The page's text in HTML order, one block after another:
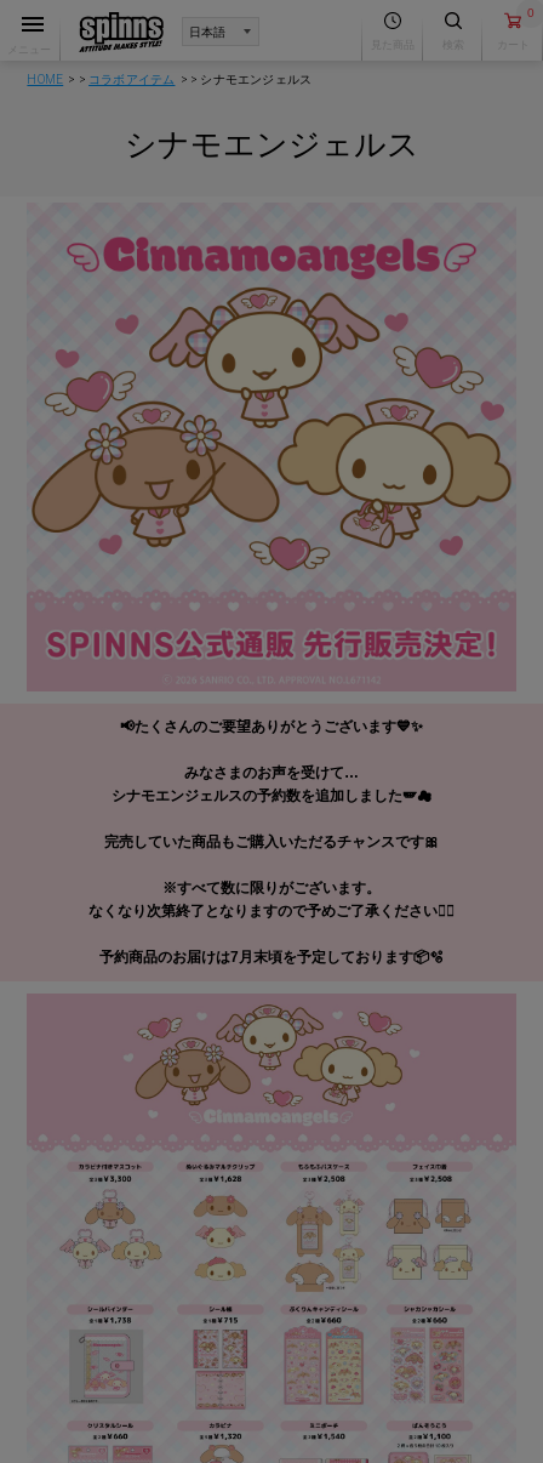
0
HOME コラボアイテム シナモエンジェルス
シナモエンジェルス
📢たくさんのご要望ありがとうございます💙✨
みなさまのお声を受けて…
シナモエンジェルスの予約数を追加しました🪽☁
完売していた商品もご購入いただるチャンスです🎀
※すべて数に限りがございます。
なくなり次第終了となりますので予めご了承ください🙇‍♀
予約商品のお届けは7月末頃を予定しております📦🫧